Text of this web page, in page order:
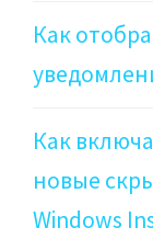
Как
Как
новые
Windows